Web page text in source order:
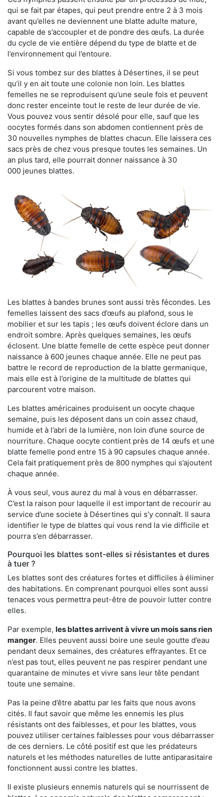
qui se fait par étapes, qui peut prendre entre 2 à 3 mois
avant qu’elles ne deviennent une blatte adulte mature,
capable de s’accoupler et de pondre des œufs. La durée
du cycle de vie entière dépend du type de blatte et de
l’environnement qui l’entoure.
Si vous tombez sur des blattes à Désertines, il se peut
qu’il y en ait toute une colonie non loin. Les blattes
femelles ne se reproduisent qu’une seule fois et peuvent
donc rester enceinte tout le reste de leur durée de vie.
Vous pouvez vous sentir désolé pour elle, sauf que les
oocytes formés dans son abdomen contiennent près de
30 nouvelles nymphes de blattes chacun. Elle laissera ces
sacs près de chez vous presque toutes les semaines. Un
an plus tard, elle pourrait donner naissance à 30
000 jeunes blattes.
Les blattes à bandes brunes sont aussi très fécondes. Les
femelles laissent des sacs d’œufs au plafond, sous le
mobilier et sur les tapis ; les œufs doivent éclore dans un
endroit sombre. Après quelques semaines, les œufs
éclosent. Une blatte femelle de cette espèce peut donner
naissance à 600 jeunes chaque année. Elle ne peut pas
battre le record de reproduction de la blatte germanique,
mais elle est à l’origine de la multitude de blattes qui
parcourent votre maison.
Les blattes américaines produisent un oocyte chaque
semaine, puis les déposent dans un coin assez chaud,
humide et à l’abri de la lumière, non loin d’une source de
nourriture. Chaque oocyte contient près de 14 œufs et une
blatte femelle pond entre 15 à 90 capsules chaque année.
Cela fait pratiquement près de 800 nymphes qui s’ajoutent
chaque année.
À vous seul, vous aurez du mal à vous en débarrasser.
C’est la raison pour laquelle il est important de recourir au
service d’une societe à Désertines qui s’y connaît. Il saura
identifier le type de blattes qui vous rend la vie difficile et
pourra s’en débarrasser.
Pourquoi les blattes sont-elles si résistantes et dures
à tuer ?
Les blattes sont des créatures fortes et difficiles à éliminer
des habitations. En comprenant pourquoi elles sont aussi
tenaces vous permettra peut-être de pouvoir lutter contre
elles.
Par exemple, les blattes arrivent à vivre un mois sans rien
manger. Elles peuvent aussi boire une seule goutte d’eau
pendant deux semaines, des créatures effrayantes. Et ce
n’est pas tout, elles peuvent ne pas respirer pendant une
quarantaine de minutes et vivre sans leur tête pendant
toute une semaine.
Pas la peine d’être abattu par les faits que nous avons
cités. Il faut savoir que même les ennemis les plus
résistants ont des faiblesses, et pour les blattes, vous
pouvez utiliser certaines faiblesses pour vous débarrasser
de ces derniers. Le côté positif est que les prédateurs
naturels et les méthodes naturelles de lutte antiparasitaire
fonctionnent aussi contre les blattes.
Il existe plusieurs ennemis naturels qui se nourrissent de